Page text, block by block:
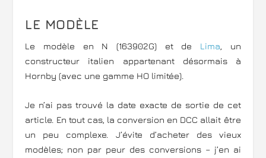
LE MODÈLE
Le modèle en N (163902G) et de Lima, un
constructeur italien appartenant désormais à
Hornby (avec une gamme HO limitée).
Je n’ai pas trouvé la date exacte de sortie de cet
article. En tout cas, la conversion en DCC allait être
un peu complexe. J’évite d’acheter des vieux
modèles; non par peur des conversions – j’en ai